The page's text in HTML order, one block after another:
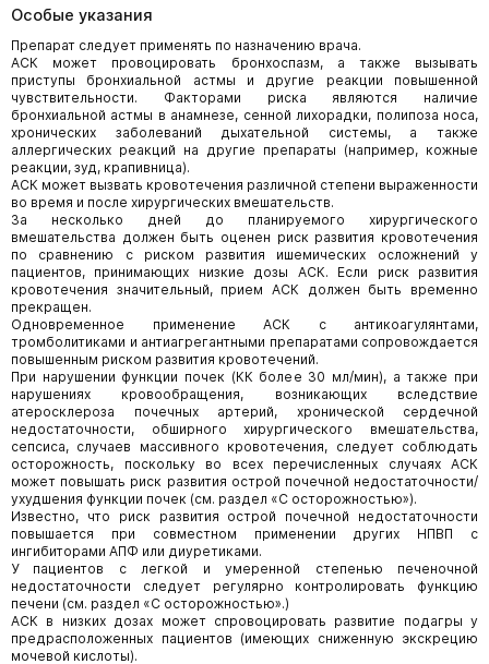
Особые указания
Препарат следует применять по назначению врача.
АСК может провоцировать бронхоспазм, а также вызывать
приступы бронхиальной астмы и другие реакции повышенной
чувствительности. Факторами риска являются наличие
бронхиальной астмы в анамнезе, сенной лихорадки, полипоза носа,
хронических заболеваний дыхательной системы, а также
аллергических реакций на другие препараты (например, кожные
реакции, зуд, крапивница).
АСК может вызвать кровотечения различной степени выраженности
во время и после хирургических вмешательств.
За несколько дней до планируемого хирургического
вмешательства должен быть оценен риск развития кровотечения
по сравнению с риском развития ишемических осложнений у
пациентов, принимающих низкие дозы АСК. Если риск развития
кровотечения значительный, прием АСК должен быть временно
прекращен.
Одновременное применение АСК с антикоагулянтами,
тромболитиками и антиагрегантными препаратами сопровождается
повышенным риском развития кровотечений.
При нарушении функции почек (КК более 30 мл/мин), а также при
нарушениях кровообращения, возникающих вследствие
атеросклероза почечных артерий, хронической сердечной
недостаточности, обширного хирургического вмешательства,
сепсиса, случаев массивного кровотечения, следует соблюдать
осторожность, поскольку во всех перечисленных случаях АСК
может повышать риск развития острой почечной недостаточности/
ухудшения функции почек (см. раздел «С осторожностью»).
Известно, что риск развития острой почечной недостаточности
повышается при совместном применении других НПВП с
ингибиторами АПФ или диуретиками.
У пациентов с легкой и умеренной степенью печеночной
недостаточности следует регулярно контролировать функцию
печени (см. раздел «С осторожностью».)
АСК в низких дозах может спровоцировать развитие подагры у
предрасположенных пациентов (имеющих сниженную экскрецию
мочевой кислоты).